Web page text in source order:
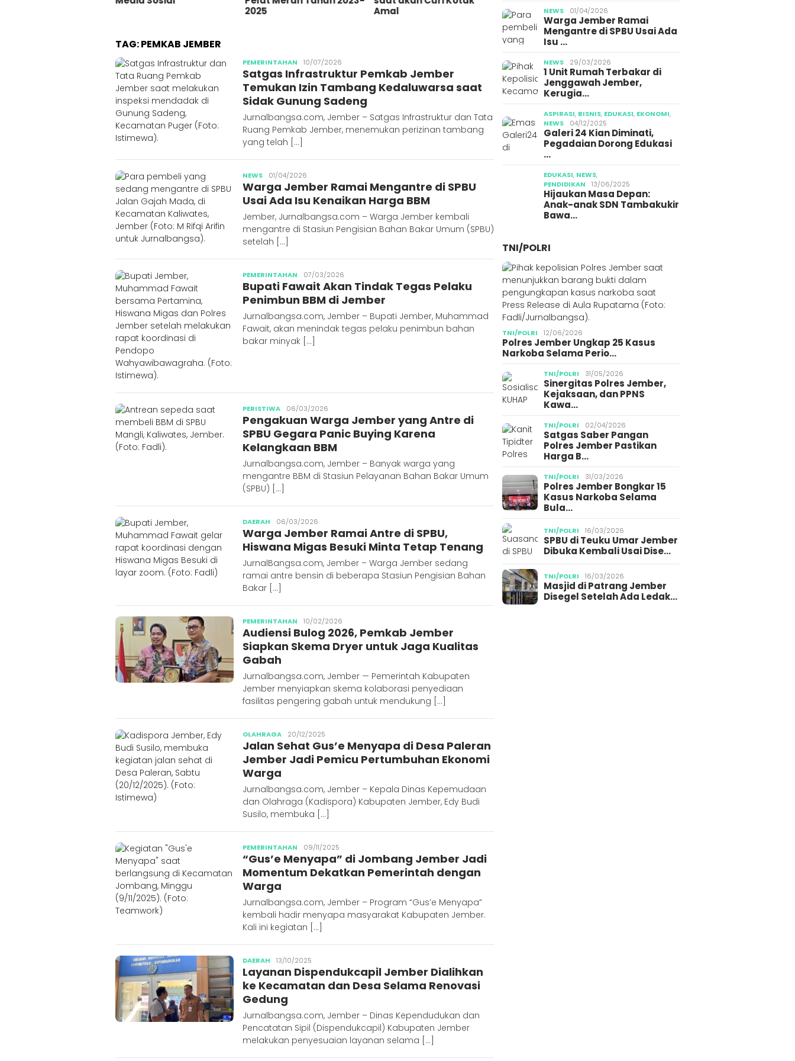
Amal
Semasa Kecil
TAG:PEMKAB JEMBER
PEMERINTAHAN Publisher
10/07/2026
Satgas Infrastruktur Pemkab Jember
Temukan Izin Tambang Kedaluwarsa saat
Sidak Gunung Sadeng
Jurnalbangsa.com, Jember – Satgas Infrastruktur dan Tata
Ruang Pemkab Jember, menemukan perizinan tambang
yang telah […]
NEWSPublisher
01/04/2026
Warga Jember Ramai Mengantre di SPBU
Usai Ada Isu Kenaikan Harga BBM
Jember, Jurnalbangsa.com – Warga Jember kembali
mengantre di Stasiun Pengisian Bahan Bakar Umum (SPBU)
setelah […]
PEMERINTAHAN Publisher
07/03/2026
Bupati Fawait Akan Tindak Tegas Pelaku
Penimbun BBM di Jember
Jurnalbangsa.com, Jember – Bupati Jember, Muhammad
Fawait, akan menindak tegas pelaku penimbun bahan
bakar minyak […]
PERISTIWAPublisher
06/03/2026
Pengakuan Warga Jember yang Antre di
SPBU Gegara Panic Buying Karena
Kelangkaan BBM
Jurnalbangsa.com, Jember – Banyak warga yang
mengantre BBM di Stasiun Pelayanan Bahan Bakar Umum
(SPBU) […]
DAERAH Publisher
06/03/2026
Warga Jember Ramai Antre di SPBU,
Hiswana Migas Besuki Minta Tetap Tenang
JurnalBangsa.com, Jember – Warga Jember sedang
ramai antre bensin di beberapa Stasiun Pengisian Bahan
Bakar […]
PEMERINTAHAN Publisher
10/02/2026
Audiensi Bulog 2026, Pemkab Jember
Siapkan Skema Dryer untuk Jaga Kualitas
Gabah
Jurnalbangsa.com, Jember — Pemerintah Kabupaten
Jember menyiapkan skema kolaborasi penyediaan
fasilitas pengering gabah untuk mendukung […]
OLAHRAGAPublisher
20/12/2025
Jalan Sehat Gus’e Menyapa di Desa Paleran
Jember Jadi Pemicu Pertumbuhan Ekonomi
Warga
Jurnalbangsa.com, Jember – Kepala Dinas Kepemudaan
dan Olahraga (Kadispora) Kabupaten Jember, Edy Budi
Susilo, membuka […]
PEMERINTAHAN Publisher
09/11/2025
“Gus’e Menyapa” di Jombang Jember Jadi
Momentum Dekatkan Pemerintah dengan
Warga
Jurnalbangsa.com, Jember – Program “Gus’e Menyapa”
kembali hadir menyapa masyarakat Kabupaten Jember.
Kali ini kegiatan […]
DAERAH Publisher
13/10/2025
Layanan Dispendukcapil Jember Dialihkan
ke Kecamatan dan Desa Selama Renovasi
Gedung
Jurnalbangsa.com, Jember – Dinas Kependudukan dan
Pencatatan Sipil (Dispendukcapil) Kabupaten Jember
melakukan penyesuaian layanan selama […]
NEWS 01/04/2026
Warga Jember Ramai
Mengantre di SPBU Usai Ada
Isu …
NEWS 29/03/2026
1 Unit Rumah Terbakar di
Jenggawah Jember,
Kerugia…
ASPIRASI, BISNIS, EDUKASI, EKONOMI,
NEWS
04/12/2025
Galeri 24 Kian Diminati,
Pegadaian Dorong Edukasi
…
EDUKASI, NEWS,
PENDIDIKAN
13/06/2025
Hijaukan Masa Depan:
Anak-anak SDN Tambakukir
Bawa…
TNI/POLRI
TNI/POLRI 12/06/2026
Polres Jember Ungkap 25 Kasus
Narkoba Selama Perio…
TNI/POLRI 31/05/2026
Sinergitas Polres Jember,
Kejaksaan, dan PPNS
Kawa…
TNI/POLRI 02/04/2026
Satgas Saber Pangan
Polres Jember Pastikan
Harga B…
TNI/POLRI 31/03/2026
Polres Jember Bongkar 15
Kasus Narkoba Selama
Bula…
TNI/POLRI 16/03/2026
SPBU di Teuku Umar Jember
Dibuka Kembali Usai Dise…
TNI/POLRI 16/03/2026
Masjid di Patrang Jember
Disegel Setelah Ada Ledak…